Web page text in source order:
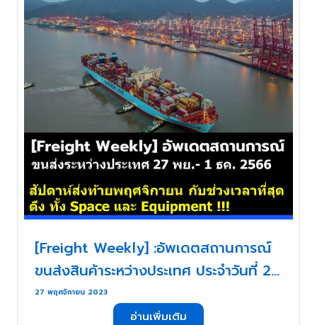
[Freight Weekly] :อัพเดตสถานการณ์
ขนส่งสินค้าระหว่างประเทศ ประจำวันที่ 27
พฤศจิกายน- 1 ธันวาคม กับ ZUPPORTS
!!! สัปดาห์ส่งท้ายพฤศจิกายน กับช่วง
27 พฤศจิกายน 2023
อ่านเพิ่มเติม